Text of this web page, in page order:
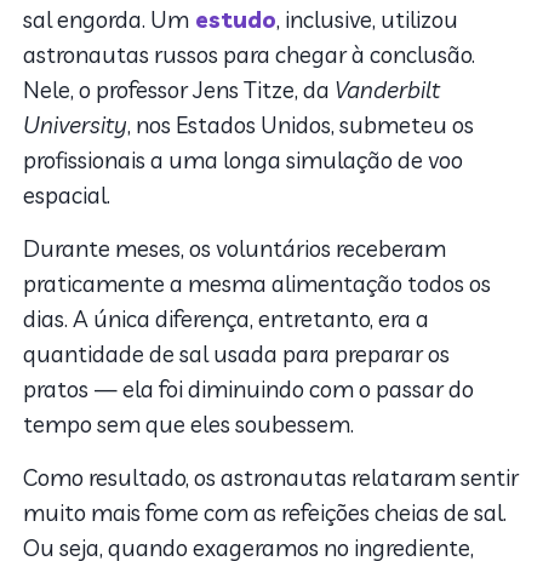
sal engorda. Um estudo, inclusive, utilizou
astronautas russos para chegar à conclusão.
Nele, o professor Jens Titze, da Vanderbilt
University, nos Estados Unidos, submeteu os
profissionais a uma longa simulação de voo
espacial.
Durante meses, os voluntários receberam
praticamente a mesma alimentação todos os
dias. A única diferença, entretanto, era a
quantidade de sal usada para preparar os
pratos — ela foi diminuindo com o passar do
tempo sem que eles soubessem.
Como resultado, os astronautas relataram sentir
muito mais fome com as refeições cheias de sal.
Ou seja, quando exageramos no ingrediente,